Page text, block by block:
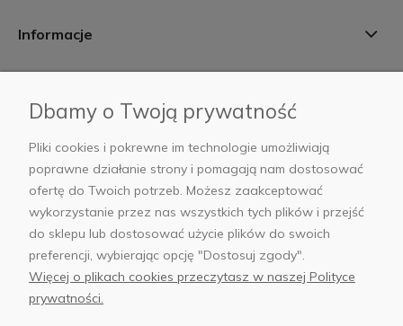
Informacje
AB Foto
sklep@abfoto.pl
+48 797 971 275
Dbamy o Twoją prywatność
Pliki cookies i pokrewne im technologie umożliwiają
poprawne działanie strony i pomagają nam dostosować
ofertę do Twoich potrzeb. Możesz zaakceptować
wykorzystanie przez nas wszystkich tych plików i przejść
do sklepu lub dostosować użycie plików do swoich
preferencji, wybierając opcję "Dostosuj zgody".
Więcej o plikach cookies przeczytasz w naszej Polityce
prywatności.